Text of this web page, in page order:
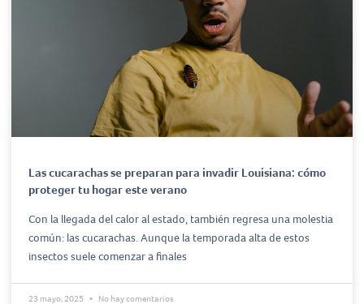
Las cucarachas se preparan para invadir Louisiana: cómo
proteger tu hogar este verano
Con la llegada del calor al estado, también regresa una molestia
común: las cucarachas. Aunque la temporada alta de estos
insectos suele comenzar a finales
23 mayo, 2025 No hay comentarios